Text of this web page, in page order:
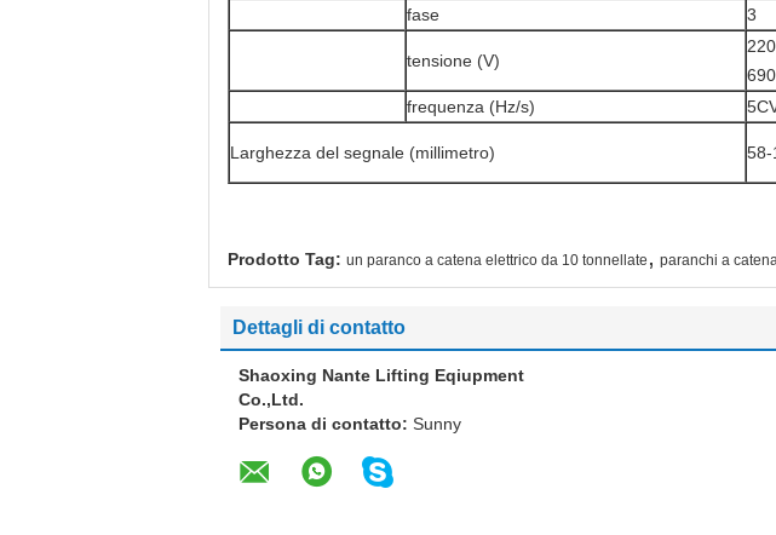
fase
3
tensione (V)
690
frequenza (Hz/s)
Larghezza del segnale (millimetro) 58-
Prodotto Tag: un paranco a catena elettrico da 10 tonnellate , paranchi a
Dettagli di contatto
Shaoxing Nante Lifting Eqiupment
Co.,Ltd.
Persona di contatto: Sunny